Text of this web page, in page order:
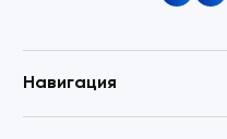
Навигация